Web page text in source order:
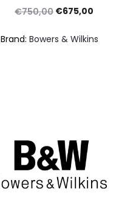
€750,00 Il
€675,00
Brand: Bowers & Wilkins